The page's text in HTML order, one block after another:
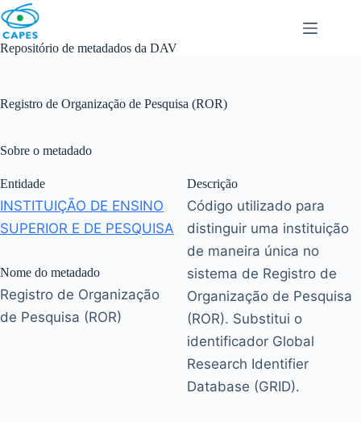
Skip
to
content
Repositório de metadados da DAV
Registro de Organização de Pesquisa (ROR)
Sobre o metadado
Entidade
INSTITUIÇÃO DE ENSINO
SUPERIOR E DE PESQUISA
Nome do metadado
Registro de Organização
de Pesquisa (ROR)
Descrição
Código utilizado para
distinguir uma instituição
de maneira única no
sistema de Registro de
Organização de Pesquisa
(ROR). Substitui o
identificador Global
Research Identifier
Database (GRID).